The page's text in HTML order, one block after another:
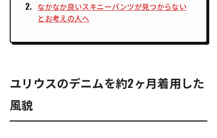
なかなか良いスキニーパンツが見つからない
とお考えの人へ
ユリウスのデニムを約2ヶ月着用した
風貌